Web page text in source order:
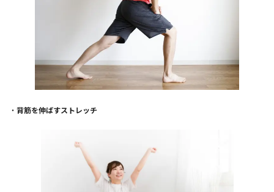
・ 背筋を伸ばすストレッチ